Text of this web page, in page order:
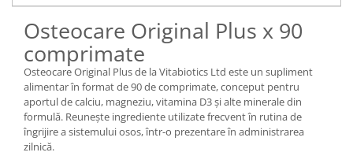
Osteocare Original Plus x 90
comprimate
Osteocare Original Plus de la Vitabiotics Ltd este un supliment
alimentar în format de 90 de comprimate, conceput pentru
aportul de calciu, magneziu, vitamina D3 și alte minerale din
formulă. Reunește ingrediente utilizate frecvent în rutina de
îngrijire a sistemului osos, într-o prezentare în administrarea
zilnică.